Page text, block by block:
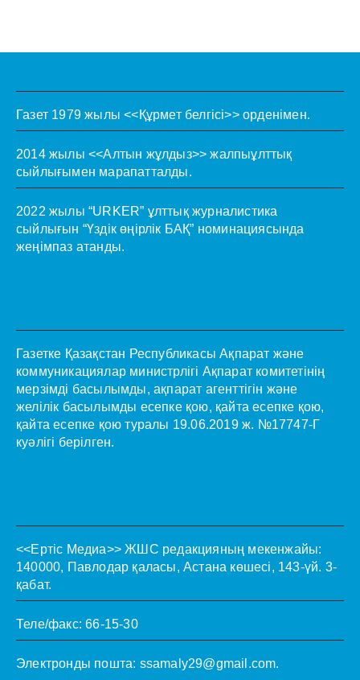
Газет 1979 жылы <<Құрмет белгісі>> орденімен.
2014 жылы <<Алтын жұлдыз>> жалпыұлттық
сыйлығымен марапатталды.
2022 жылы “URKER” ұлттық журналистика
сыйлығын “Үздік өңірлік БАҚ” номинациясында
жеңімпаз атанды.
Газетке Қазақстан Республикасы Ақпарат және
коммуникациялар министрлігі Ақпарат комитетінің
мерзімді басылымды, ақпарат агенттігін және
желілік басылымды есепке қою, қайта есепке қою,
қайта есепке қою туралы 19.06.2019 ж. №17747-Г
куәлігі берілген.
<<Ертіс Медиа>> ЖШС редакцияның мекенжайы:
140000, Павлодар қаласы, Астана көшесі, 143-үй. 3-
қабат.
Теле/факс: 66-15-30
Электронды пошта: ssamaly29@gmail.com.